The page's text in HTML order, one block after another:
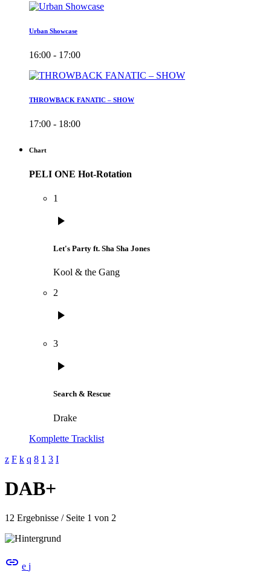
Urban Showcase
16:00 - 17:00
THROWBACK FANATIC – SHOW
17:00 - 18:00
Chart
PELI ONE Hot-Rotation
1
play_arrow
Let's Party ft. Sha Sha Jones
Kool & the Gang
2
play_arrow
3
play_arrow
Search & Rescue
Drake
Komplette Tracklist
DAB+
12 Ergebnisse / Seite 1 von 2
insert_link